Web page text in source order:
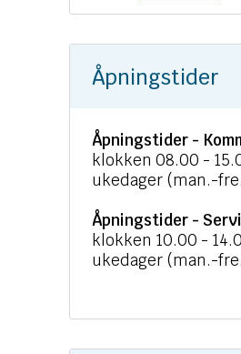
Åpningstider
Åpningstider -
klokken 08.00 -
ukedager (man.-
Åpningstider -
klokken 10.00 -
ukedager (man.-